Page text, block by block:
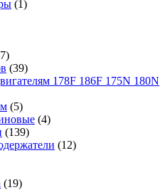
(1)
(39)
178F 186F 175N 180N
(5)
(4)
(139)
(12)
(19)